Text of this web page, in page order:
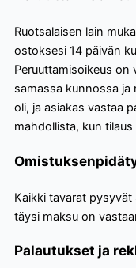
Ruotsalaisen lain
ostoksesi 14 päivän
Peruuttamisoikeus on
samassa kunnossa ja
oli, ja asiakas vastaa
mahdollista, kun
Kaikki tavarat pysyvät
täysi maksu on
Palautukset ja